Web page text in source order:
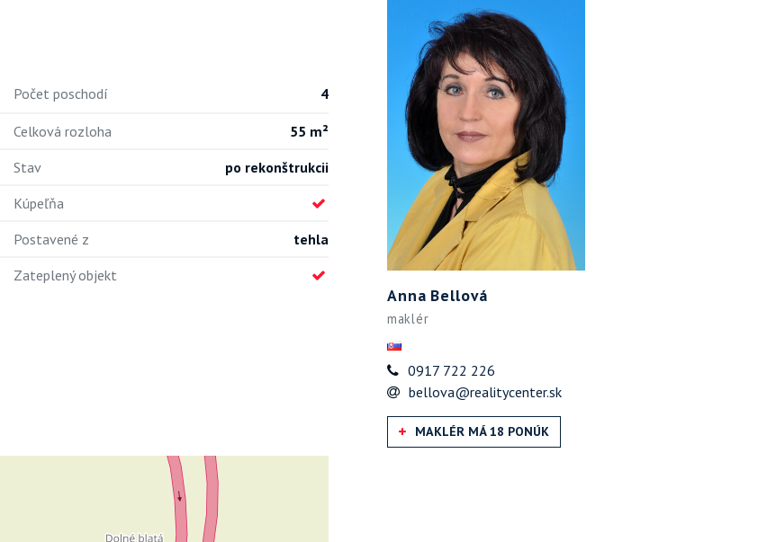
Počet poschodí 4
Celková rozloha
55 m²
Stav
po rekonštrukcii
Kúpeľňa
Postavené z
tehla
Zateplený objekt
Anna Bellová
maklér
0917 722 226
bellova@realitycenter.sk
MAKLÉR MÁ 18 PONÚK